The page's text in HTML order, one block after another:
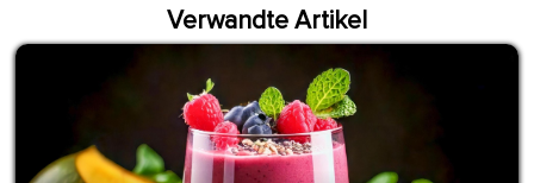
Verwandte Artikel